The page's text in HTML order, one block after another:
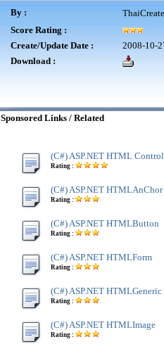
By :
Score Rating :
Create/Update Date :
2008-10-
Download :
Sponsored Links / Related
(C#) ASP.NET HTML Control
Rating :
(C#) ASP.NET HTMLAnChor
Rating :
(C#) ASP.NET HTMLButton
Rating :
(C#) ASP.NET HTMLForm
Rating :
(C#) ASP.NET HTMLGeneric
Rating :
(C#) ASP.NET HTMLImage
Rating :